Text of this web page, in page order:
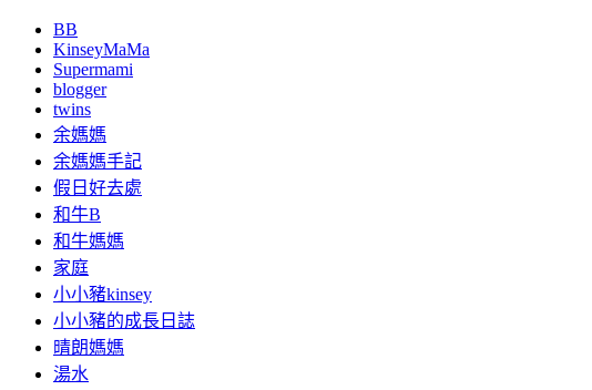
BB
KinseyMaMa
Supermami
blogger
twins
余媽媽
余媽媽手記
假日好去處
和牛B
和牛媽媽
家庭
小小豬kinsey
小小豬的成長日誌
晴朗媽媽
湯水